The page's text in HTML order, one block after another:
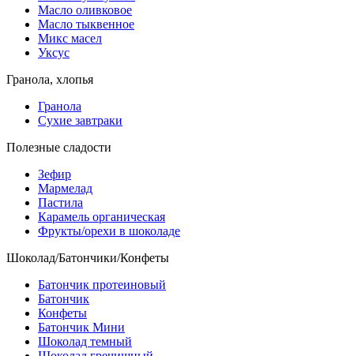
Масло оливковое
Масло тыквенное
Микс масел
Уксус
Гранола, хлопья
Гранола
Сухие завтраки
Полезные сладости
Зефир
Мармелад
Пастила
Карамель органическая
Фрукты/орехи в шоколаде
Шоколад/Батончики/Конфеты
Батончик протеиновый
Батончик
Конфеты
Батончик Мини
Шоколад темный